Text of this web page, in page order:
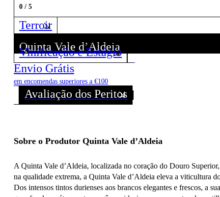
0 / 5
Terroir
Quinta Vale d’Aldeia
Descubra todos os Vinhos deste Produtor!
Vinificação e Estágio
Envio Grátis
em encomendas superiores a €100
Avaliação dos Peritos
Sobre o Produtor Quinta Vale d’Aldeia
A Quinta Vale d’Aldeia, localizada no coração do Douro
na qualidade extrema, a Quinta Vale d’Aldeia eleva a viticultura
Dos intensos tintos durienses aos brancos elegantes e frescos, a